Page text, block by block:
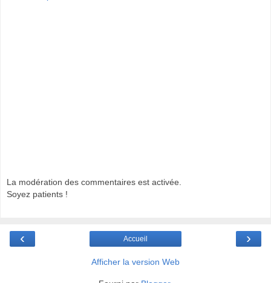
La modération des commentaires est activée.
Soyez patients !
‹ ›
Accueil
Afficher la version Web